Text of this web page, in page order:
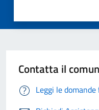
Contatta il
Leggi le